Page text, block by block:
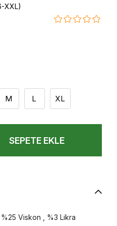
XXL)
M L XL
Viskon , %3 Likra